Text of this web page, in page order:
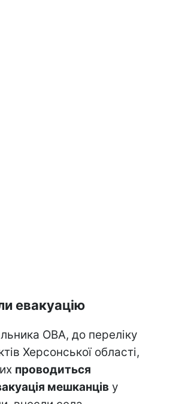
евакуацію
ОВА, до переліку
Херсонської області,
проводиться
мешканців у